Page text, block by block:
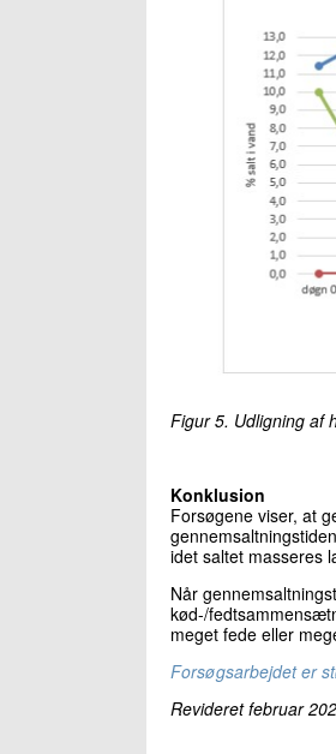
Figur 5. Udligning af
Konklusion
Forsøgene viser, at
idet saltet masseres
Når
kød-/
meget fede eller
Forsøgsarbejdet er
Revideret februar